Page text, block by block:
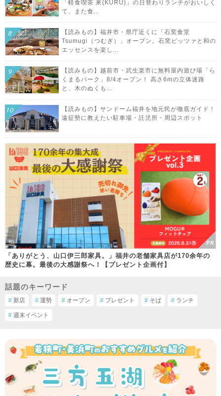
「軽食喫茶 來(KURU)」の日替わりランチがおいしく
て、また食...
【読みもの】福井市・県庁近くに「石窯食堂
Tsumugi（つむぎ）」オープン。石窯ピッツァと和の
エッセンスを楽し...
【読みもの】越前市・武生楽市に無料屋内遊び場「ら
くまるパーク」8/4オープン！ 高さ6mの立体迷路
と、木のぬくも...
【読みもの】サンドーム福井を地元民が徹底ガイド！
遠征勢に教えたい駐車場・託児所・周辺スポット
「ありがとう、山口伊三郎家具。」福井の老舗家具店が170余年の
歴史に幕。最後の大感謝祭へ！【プレゼント企画付】
話題のキーワード
# 新店 # 運勢 # オープン # プレゼント # そば # ランチ
# 週末イベント